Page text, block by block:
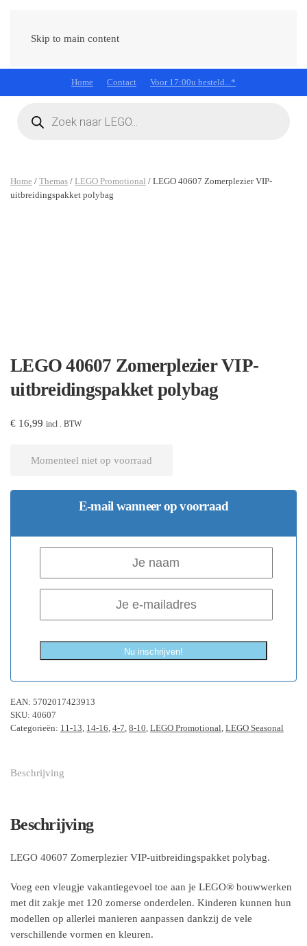
Skip to main content
Home Contact Voor 17:00u besteld...*
zoeken
Home / Themas / LEGO Promotional / LEGO 40607 Zomerplezier VIP-
uitbreidingspakket polybag
LEGO 40607 Zomerplezier VIP-
uitbreidingspakket polybag
€ 16,99 incl . BTW
Momenteel niet op voorraad
E-mail wanneer op voorraad
Nu inschrijven!
EAN: 5702017423913
SKU: 40607
Categorieën: 11-13, 14-16, 4-7, 8-10, LEGO Promotional, LEGO Seasonal
Beschrijving
Beschrijving
LEGO 40607 Zomerplezier VIP-uitbreidingspakket polybag.
Voeg een vleugje vakantiegevoel toe aan je LEGO® bouwwerken
met dit zakje met 120 zomerse onderdelen. Kinderen kunnen hun
modellen op allerlei manieren aanpassen dankzij de vele
verschillende vormen en kleuren.